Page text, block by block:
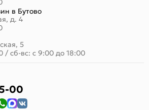
в Бутово
д. 4
5
/ сб-вс: с 9:00 до 18:00
00